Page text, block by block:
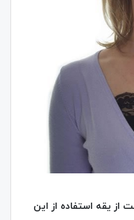
یقه استفاده از این